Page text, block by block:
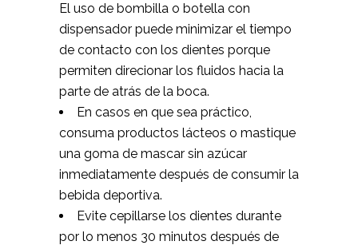
El uso de bombilla o botella con
dispensador puede minimizar el tiempo
de contacto con los dientes porque
permiten direcionar los fluidos hacia la
parte de atrás de la boca.
En casos en que sea práctico,
consuma productos lácteos o mastique
una goma de mascar sin azúcar
inmediatamente después de consumir la
bebida deportiva.
Evite cepillarse los dientes durante
por lo menos 30 minutos después de